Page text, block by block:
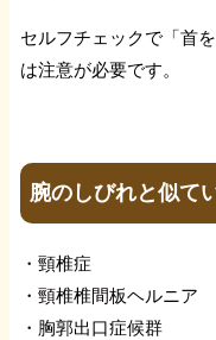
セルフチェックで「首
は注意が必要です。
腕のしびれと似て
・頸椎症
・頸椎椎間板ヘルニア
・胸郭出口症候群